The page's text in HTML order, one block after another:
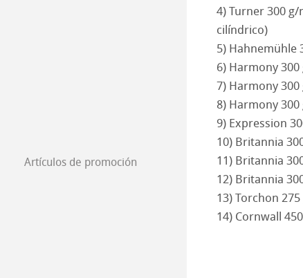
Papeles Estática
Papeles para
Autentificación
Co-Branding -
Pinturas 2020
Pinturas 2019
Pinturas 2018
Pinturas 2017
Pinturas 2016
Stationery
Co-Branding
Artículos de promoción
4) Turner 300
cilíndrico)
5) Hahnemühle
6) Harmony
7) Harmony
8) Harmony
9) Expression
10) Britannia
11) Britannia
12) Britannia
13) Torchon 275
14) Cornwall